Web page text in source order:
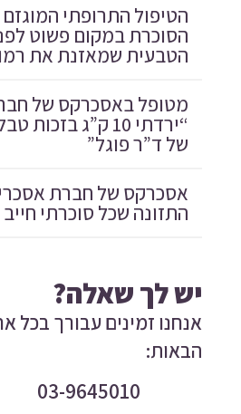
הטיפול התרופתי
הסוכרת במקום פשוט
הטבעית שמאזנת את
מטופל באסכרקס של
“ירדתי 10 ק”ג
של ד”ר פוגל”
אסכרקס של חברת
התזונה שכל סוכרתי
יש לך שאלה?
אנחנו זמינים עבורך בכל
הבאות:
03-9645010